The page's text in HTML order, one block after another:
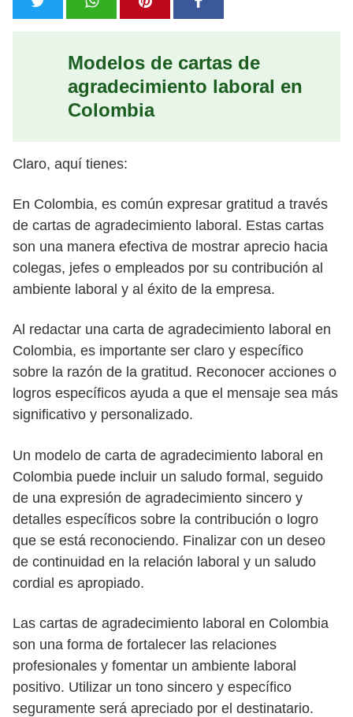
Modelos de cartas de
agradecimiento laboral en
Colombia
Claro, aquí tienes:
En Colombia, es común expresar gratitud a través
de cartas de agradecimiento laboral. Estas cartas
son una manera efectiva de mostrar aprecio hacia
colegas, jefes o empleados por su contribución al
ambiente laboral y al éxito de la empresa.
Al redactar una carta de agradecimiento laboral en
Colombia, es importante ser claro y específico
sobre la razón de la gratitud. Reconocer acciones o
logros específicos ayuda a que el mensaje sea más
significativo y personalizado.
Un modelo de carta de agradecimiento laboral en
Colombia puede incluir un saludo formal, seguido
de una expresión de agradecimiento sincero y
detalles específicos sobre la contribución o logro
que se está reconociendo. Finalizar con un deseo
de continuidad en la relación laboral y un saludo
cordial es apropiado.
Las cartas de agradecimiento laboral en Colombia
son una forma de fortalecer las relaciones
profesionales y fomentar un ambiente laboral
positivo. Utilizar un tono sincero y específico
seguramente será apreciado por el destinatario.